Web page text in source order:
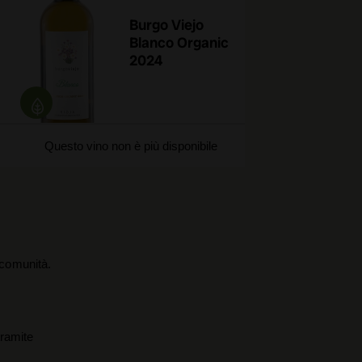
Burgo Viejo
Blanco Organic
2024
Questo vino non è più disponibile